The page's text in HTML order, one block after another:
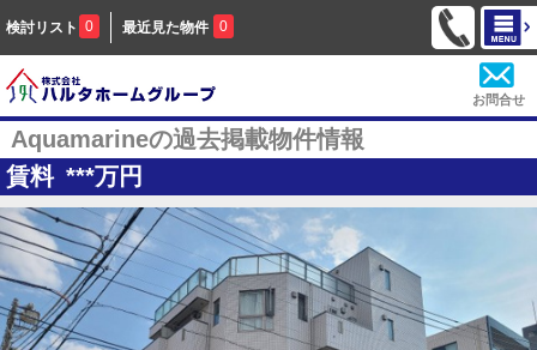
検討リスト 0 最近見た物件 0
お問合せ
Aquamarineの過去掲載物件情報
賃料 ***万円